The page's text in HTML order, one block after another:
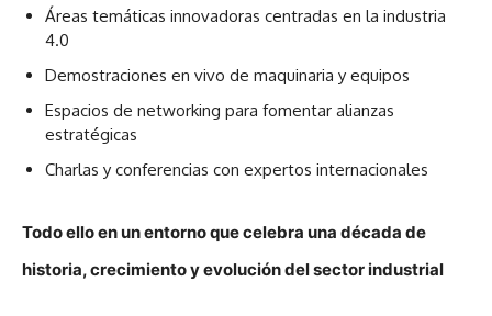
Áreas temáticas innovadoras centradas en la industria
4.0
Demostraciones en vivo de maquinaria y equipos
Espacios de networking para fomentar alianzas
estratégicas
Charlas y conferencias con expertos internacionales
Todo ello en un entorno que celebra una década de
historia, crecimiento y evolución del sector industrial